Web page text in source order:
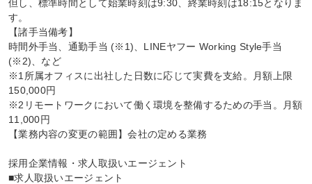
但し、標準時間として始業時刻は9:30、終業時刻は18:15となりま
す。
【諸手当備考】
時間外手当、通勤手当 (※1)、LINEヤフー Working Style手当
(※2)、など
※1所属オフィスに出社した日数に応じて実費を支給。月額上限
150,000円
※2リモートワークにおいて働く環境を整備するための手当。月額
11,000円
【業務内容の変更の範囲】会社の定める業務
採用企業情報・求人取扱いエージェント
■求人取扱いエージェント